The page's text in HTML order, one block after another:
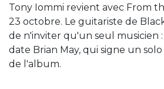
Tony Iommi revient avec From
23 octobre. Le guitariste de
de n'inviter qu'un seul musicien
date Brian May, qui signe un
de l'album.